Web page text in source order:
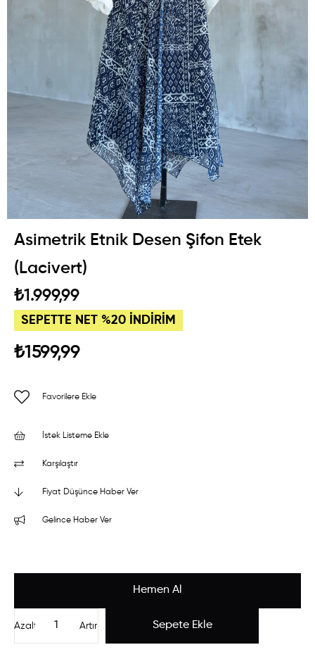
Asimetrik Etnik Desen Şifon Etek
(Lacivert)
₺1.999,99
SEPETTE NET %20 İNDİRİM
₺1599,99
Favorilere Ekle
İstek Listeme Ekle
Karşılaştır
Fiyat Düşünce Haber Ver
Gelince Haber Ver
Artır
Azalt